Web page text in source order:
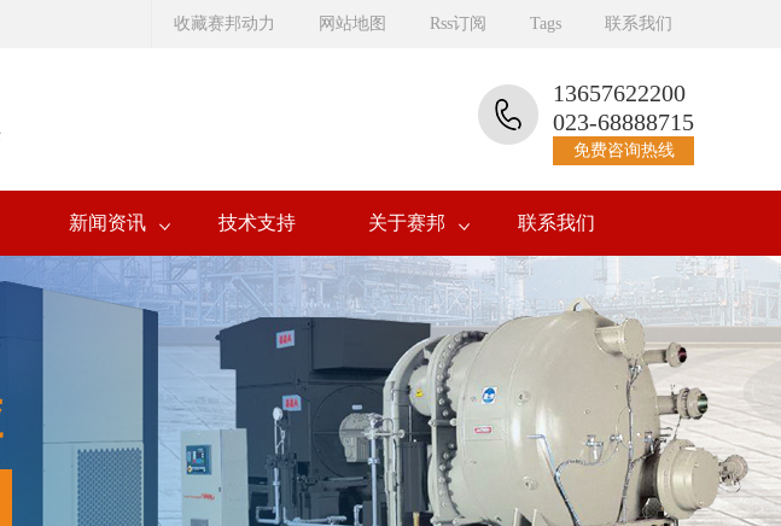
收藏赛邦动力 网站地图 Rss订阅 Tags 联系我们
13657622200
023-68888715
免费咨询热线
新闻资讯 技术支持 关于赛邦 联系我们